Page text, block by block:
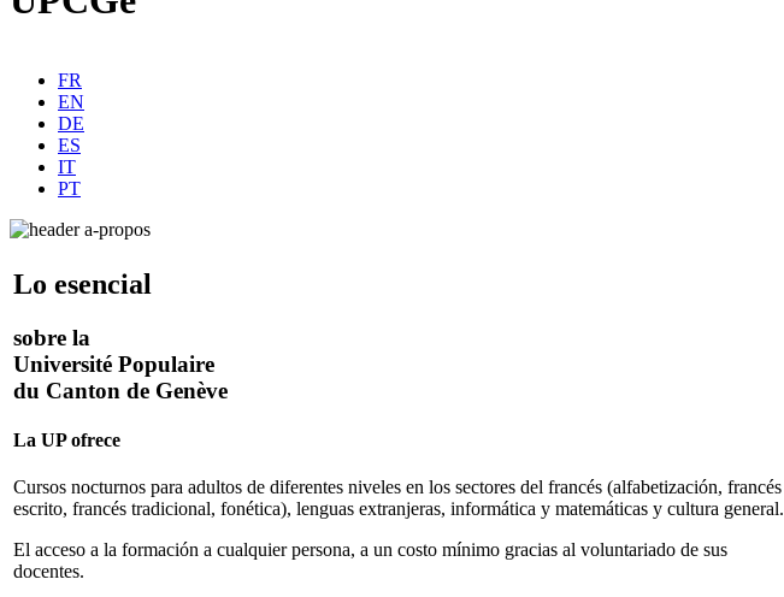
FR
EN
DE
ES
IT
PT
Lo esencial
sobre la
Université Populaire
du Canton de Genève
La UP ofrece
Cursos nocturnos para adultos de diferentes niveles en los sectores del francés (alfabetización, francés
escrito, francés tradicional, fonética), lenguas extranjeras, informática y matemáticas y cultura general.
El acceso a la formación a cualquier persona, a un costo mínimo gracias al voluntariado de sus
docentes.